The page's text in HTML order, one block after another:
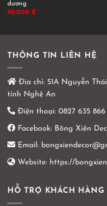
dương
90.000 ₫
THÔNG TIN LIÊN HỆ
Địa chỉ: 51A Nguyễn
tỉnh Nghệ An
Điện thoại: 0827 635 866
Facebook: Bông Xiên
Email:
Website: https://
HỖ TRỢ KHÁCH HÀNG